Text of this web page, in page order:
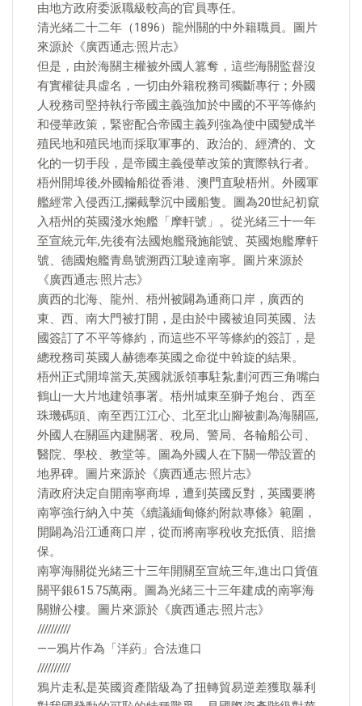
由地方政府委派職級較高的官員專任。
清光緒二十二年（1896）龍州關的中外籍職員。圖片
來源於《廣西通志·照片志》
但是，由於海關主權被外國人篡奪，這些海關監督沒
有實權徒具虛名，一切由外籍稅務司獨斷專行；外國
人稅務司堅持執行帝國主義強加於中國的不平等條約
和侵華政策，緊密配合帝國主義列強為使中國變成半
殖民地和殖民地而採取軍事的、政治的、經濟的、文
化的一切手段，是帝國主義侵華改策的實際執行者。
梧州開埠後,外國輪船從香港、澳門直駛梧州。外國軍
艦經常入侵西江,攔截擊沉中國船隻。圖為20世紀初竄
入梧州的英國淺水炮艦「摩軒號」。從光緒三十一年
至宣統元年,先後有法國炮艦飛施能號、英國炮艦摩軒
號、德國炮艦青島號溯西江駛達南寧。圖片來源於
《廣西通志·照片志》
廣西的北海、龍州、梧州被闢為通商口岸，廣西的
東、西、南大門被打開，是由於中國被迫同英國、法
國簽訂了不平等條約，而這些不平等條約的簽訂，是
總稅務司英國人赫德奉英國之命從中斡旋的結果。
梧州正式開埠當天,英國就派領事駐紮,劃河西三角嘴白
鶴山一大片地建領事署。梧州城東至獅子炮台、西至
珠璣碼頭、南至西江江心、北至北山腳被劃為海關區,
外國人在關區內建關署、稅局、警局、各輪船公司、
醫院、學校、教堂等。圖為外國人在下關一帶設置的
地界碑。圖片來源於《廣西通志·照片志》
清政府決定自開南寧商埠，遭到英國反對，英國要將
南寧強行納入中英《續議緬甸條約附款專條》範圍，
開闢為沿江通商口岸，從而將南寧稅收充抵債、賠擔
保。
南寧海關從光緒三十三年開關至宣統三年,進出口貨值
關平銀615.75萬兩。圖為光緒三十三年建成的南寧海
關辦公樓。圖片來源於《廣西通志·照片志》
//////////
——鴉片作為「洋葯」合法進口
//////////
鴉片走私是英國資產階級為了扭轉貿易逆差獲取暴利